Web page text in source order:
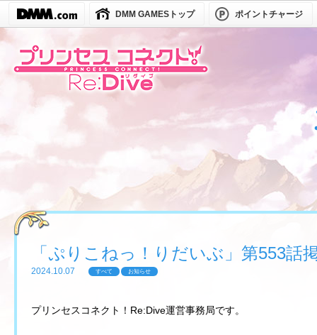
DMM GAMESトップ ポイントチャージ
「ぷりこねっ！りだいぶ」第553話
2024.10.07 すべて お知らせ
プリンセスコネクト！Re:Dive運営事務局です。